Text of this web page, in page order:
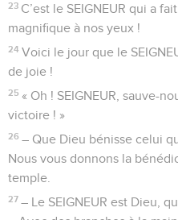
23 C’est le SEIGNEUR qui a
magnifique à nos yeux !
24 Voici le jour que le
de joie !
25 « Oh ! SEIGNEUR, sauve-
victoire ! »
26 – Que Dieu bénisse celui
Nous vous donnons la
temple.
27 – Le SEIGNEUR est Dieu,